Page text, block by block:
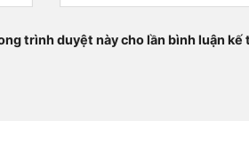
trình duyệt này cho lần bình luận kế